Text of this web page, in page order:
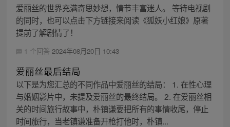
爱丽丝的世界充满奇思妙想，情节丰富迷人。 等待电视剧
的同时，也可以点击下方链接来阅读《狐妖小红娘》原著
提前了解剧情了！
1 个回答 2024年08月20日 10:43
爱丽丝最后结局
以下是为您汇总的不同作品中爱丽丝的结局： 1. 在性心理
与婚姻影片中，未提及爱丽丝的最终结局。 2. 在爱丽丝相
关的时间旅行故事中，朴镇谦要把所有的事情收尾，停止
时间旅行，当老镇谦准备开枪打他时，朴镇...